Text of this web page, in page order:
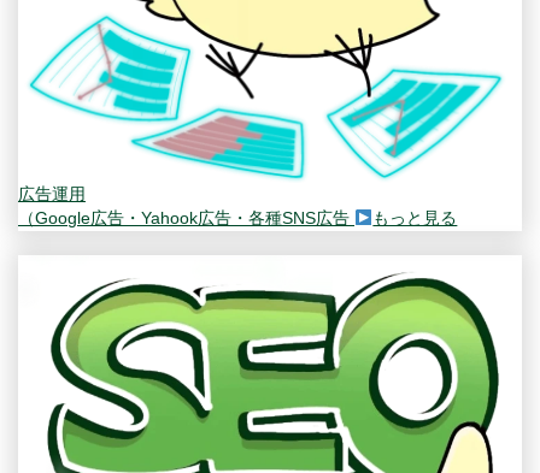
広告運用
（Google広告・Yahook広告・各種SNS広告
もっと見る